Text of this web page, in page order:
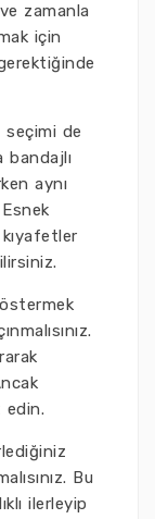
zamanla
için
de
bandajlı
aynı
kıyafetler
edin.
Bu
ilerleyip